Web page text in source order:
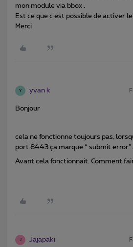
mon module via bbox .
Est ce que c est possible de activer
Merci
Y yvan k
Bonjour
cela ne fonctionne toujours pas,
port 8443 ça marque “ submit error”.
Avant cela fonctionnait. Comment
Jajapaki